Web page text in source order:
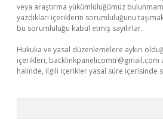
veya araştırma yükümlülüğümüz
yazdıkları içeriklerin sorumluluğunu
bu sorumluluğu kabul etmiş sayılırlar.
Hukuka ve yasal düzenlemelere aykırı
içerikleri, backlinkpanelicomtr@gmail.com
halinde, ilgili içerikler yasal süre içerisinde